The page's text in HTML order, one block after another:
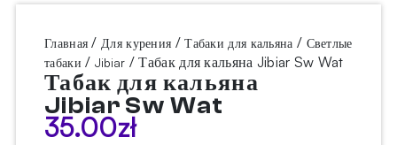
Главная /Для курения /Табаки для кальяна / Светлые
табаки / Jibiar / Табак для кальяна Jibiar Sw Wat
Табак для кальяна
Jibiar Sw Wat
35.00zł